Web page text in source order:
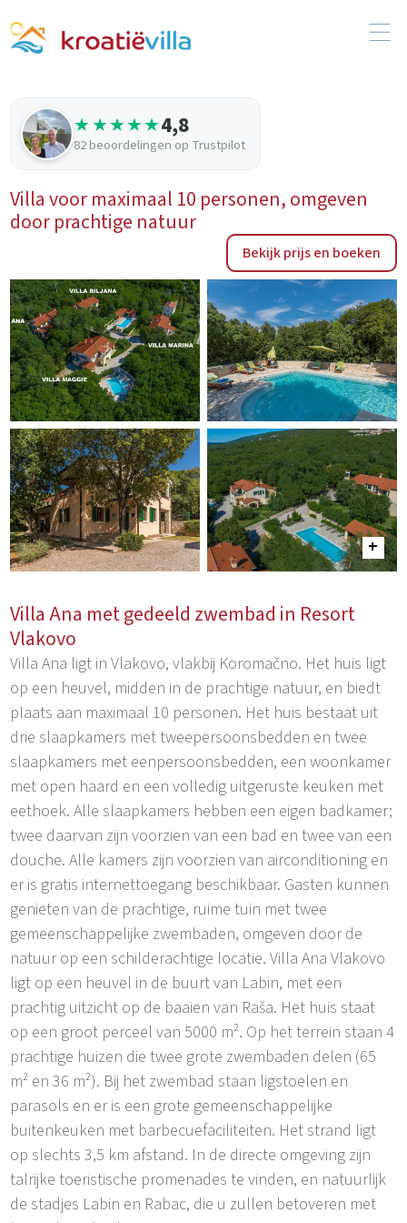
★★★★★4,8
82 beoordelingen op Trustpilot
Villa voor maximaal 10 personen, omgeven
door prachtige natuur
Bekijk prijs en boeken
Villa Ana met gedeeld zwembad in Resort
Vlakovo
Villa Ana ligt in Vlakovo, vlakbij Koromačno. Het huis ligt
op een heuvel, midden in de prachtige natuur, en biedt
plaats aan maximaal 10 personen. Het huis bestaat uit
drie slaapkamers met tweepersoonsbedden en twee
slaapkamers met eenpersoonsbedden, een woonkamer
met open haard en een volledig uitgeruste keuken met
eethoek. Alle slaapkamers hebben een eigen badkamer;
twee daarvan zijn voorzien van een bad en twee van een
douche. Alle kamers zijn voorzien van airconditioning en
er is gratis internettoegang beschikbaar. Gasten kunnen
genieten van de prachtige, ruime tuin met twee
gemeenschappelijke zwembaden, omgeven door de
natuur op een schilderachtige locatie. Villa Ana Vlakovo
ligt op een heuvel in de buurt van Labin, met een
prachtig uitzicht op de baaien van Raša. Het huis staat
op een groot perceel van 5000 m². Op het terrein staan 4
prachtige huizen die twee grote zwembaden delen (65
m² en 36 m²). Bij het zwembad staan ligstoelen en
parasols en er is een grote gemeenschappelijke
buitenkeuken met barbecuefaciliteiten. Het strand ligt
op slechts 3,5 km afstand. In de directe omgeving zijn
talrijke toeristische promenades te vinden, en natuurlijk
de stadjes Labin en Rabac, die u zullen betoveren met